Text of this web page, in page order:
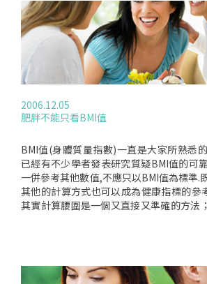
據目前有的研究已經可以確定,大約是齒槽
臟疾病的風險就會增加40％；因此,一個人
血管疾病的風險就會越大.如果有出現以下
檢查:1.當刷牙或使用牙線時,牙齦容易流
痛.3.牙齦和牙齒脫離.4.呼吸困難.
2006.12.05
肥胖不能只看BMI值
BMI值(身體質量指數)一直是大家所熟悉
已經有不少學者發表研究質疑BMI值的可
一併參考其他數值,不應只以BMI值為標準.
其他的計算方式也可以成為健康指標的參
其實計算腰圍是一個又直接又準確的方法
和新陳代謝疾病的風險便會增加,若女性
腰圍除以臀圍,根據衛生署1993～1996年